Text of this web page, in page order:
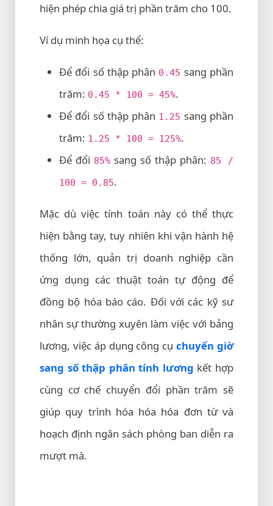
hiện phép chia giá trị phần trăm cho 100.
Ví dụ minh họa cụ thể:
Để đổi số thập phân 0.45 sang phần
trăm: 0.45 * 100 = 45%.
Để đổi số thập phân 1.25 sang phần
trăm: 1.25 * 100 = 125%.
Để đổi 85% sang số thập phân: 85 /
100 = 0.85.
Mặc dù việc tính toán này có thể thực
hiện bằng tay, tuy nhiên khi vận hành hệ
thống lớn, quản trị doanh nghiệp cần
ứng dụng các thuật toán tự động để
đồng bộ hóa báo cáo. Đối với các kỹ sư
nhân sự thường xuyên làm việc với bảng
lương, việc áp dụng công cụchuyển giờ
sang số thập phân tính lương kết hợp
cùng cơ chế chuyển đổi phần trăm sẽ
giúp quy trình hóa hóa hóa đơn từ và
hoạch định ngân sách phòng ban diễn ra
mượt mà.